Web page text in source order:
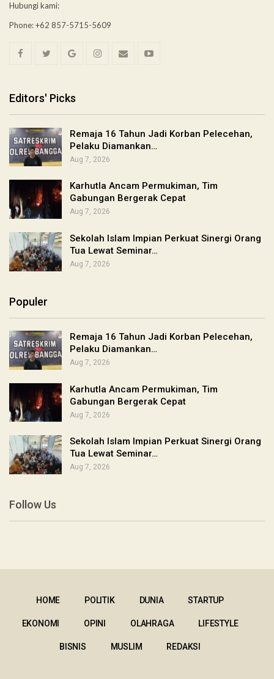
Hubungi kami:
Phone: +62 857-5715-5609
Editors' Picks
Remaja 16 Tahun Jadi Korban Pelecehan,
Pelaku Diamankan…
Aug 7, 2026
Karhutla Ancam Permukiman, Tim
Gabungan Bergerak Cepat
Aug 7, 2026
Sekolah Islam Impian Perkuat Sinergi Orang
Tua Lewat Seminar…
Aug 7, 2026
Populer
Remaja 16 Tahun Jadi Korban Pelecehan,
Pelaku Diamankan…
Aug 7, 2026
Karhutla Ancam Permukiman, Tim
Gabungan Bergerak Cepat
Aug 7, 2026
Sekolah Islam Impian Perkuat Sinergi Orang
Tua Lewat Seminar…
Aug 7, 2026
Follow Us
HOME POLITIK DUNIA STARTUP
EKONOMI OPINI OLAHRAGA LIFESTYLE
BISNIS MUSLIM REDAKSI